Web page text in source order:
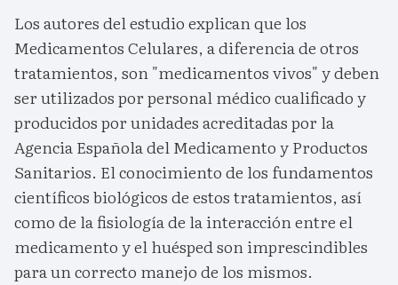
Los autores del estudio explican que los
Medicamentos Celulares, a diferencia de otros
tratamientos, son "medicamentos vivos" y deben
ser utilizados por personal médico cualificado y
producidos por unidades acreditadas por la
Agencia Española del Medicamento y Productos
Sanitarios. El conocimiento de los fundamentos
científicos biológicos de estos tratamientos, así
como de la fisiología de la interacción entre el
medicamento y el huésped son imprescindibles
para un correcto manejo de los mismos.